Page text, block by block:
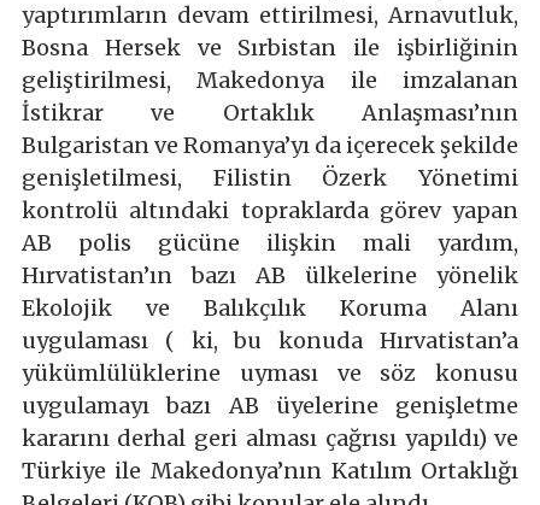
yaptırımların devam ettirilmesi, Arnavutluk,
Bosna Hersek ve Sırbistan ile işbirliğinin
geliştirilmesi, Makedonya ile imzalanan
İstikrar ve Ortaklık Anlaşması’nın
Bulgaristan ve Romanya’yı da içerecek şekilde
genişletilmesi, Filistin Özerk Yönetimi
kontrolü altındaki topraklarda görev yapan
AB polis gücüne ilişkin mali yardım,
Hırvatistan’ın bazı AB ülkelerine yönelik
Ekolojik ve Balıkçılık Koruma Alanı
uygulaması ( ki, bu konuda Hırvatistan’a
yükümlülüklerine uyması ve söz konusu
uygulamayı bazı AB üyelerine genişletme
kararını derhal geri alması çağrısı yapıldı) ve
Türkiye ile Makedonya’nın Katılım Ortaklığı